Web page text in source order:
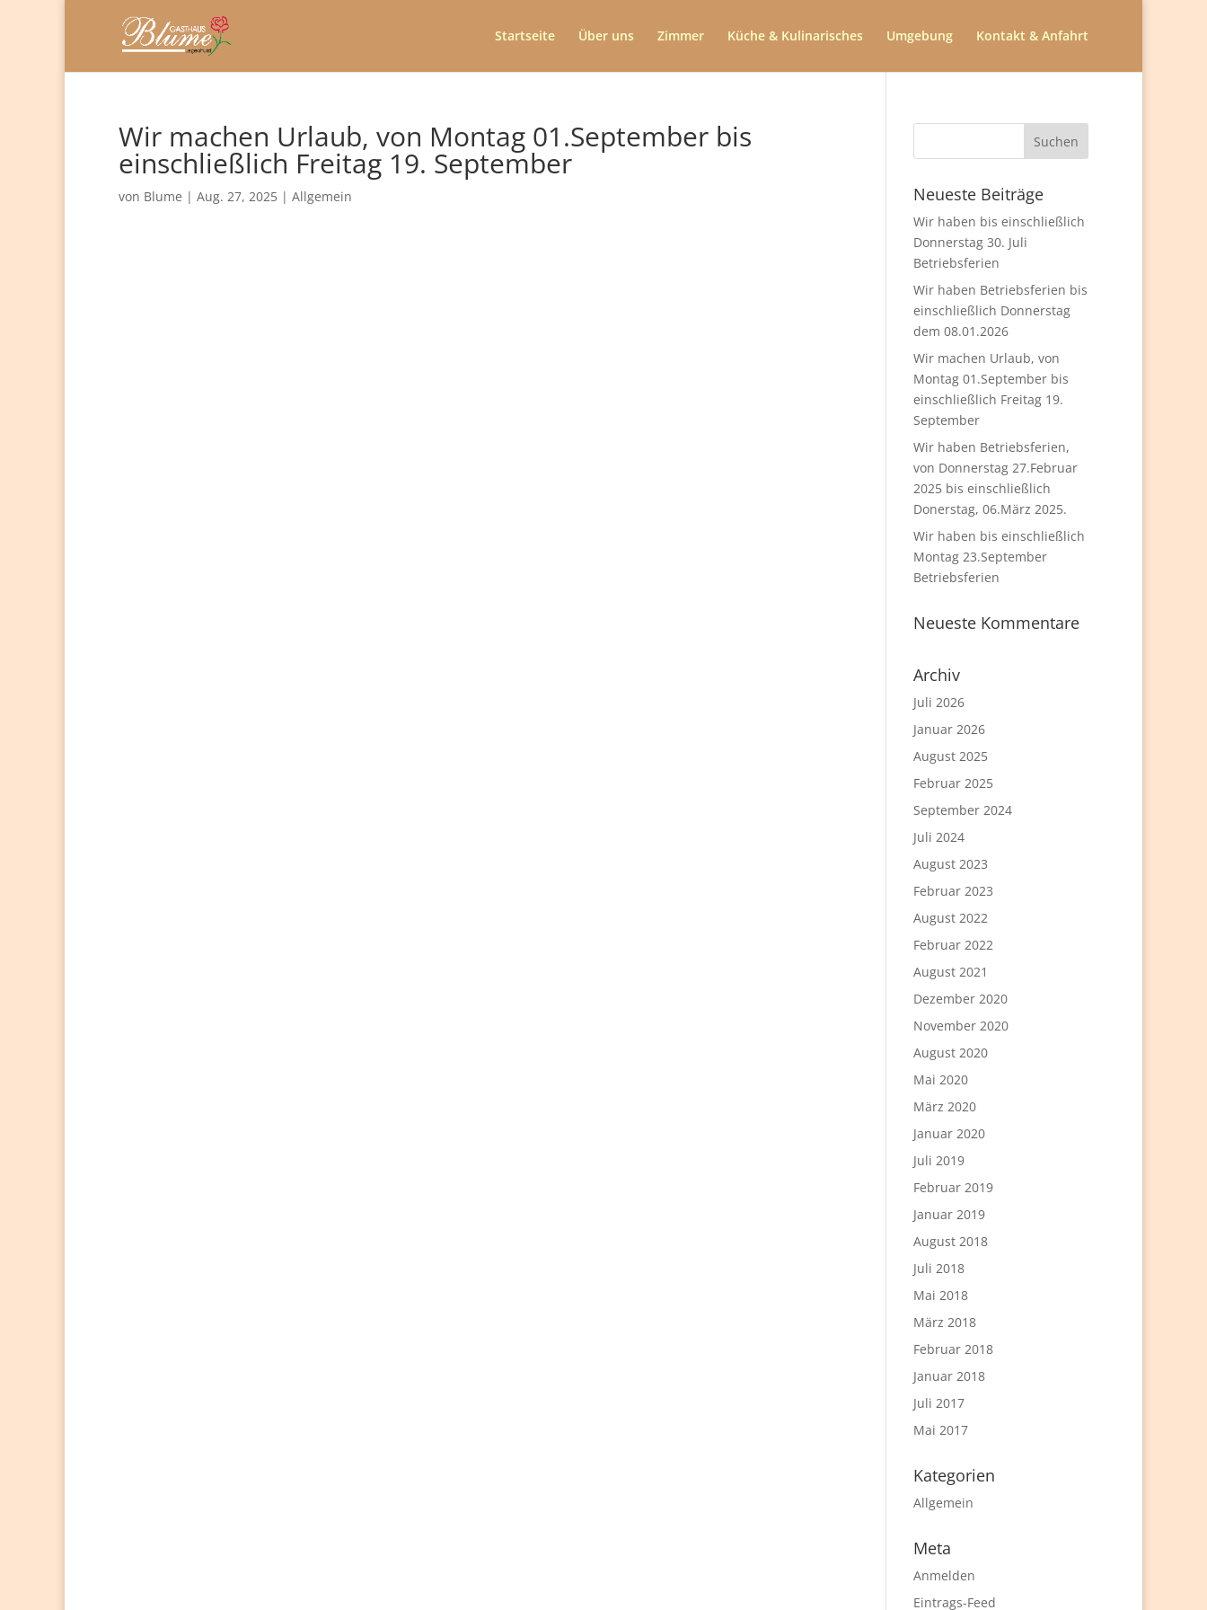
Startseite Über uns Zimmer Küche & Kulinarisches Umgebung Kontakt & Anfahrt
Wir machen Urlaub, von Montag 01.September bis
einschließlich Freitag 19. September
von Blume | Aug. 27, 2025 | Allgemein Neueste Beiträge
Wir haben bis einschließlich
Donnerstag 30. Juli
Betriebsferien
Wir haben Betriebsferien bis
einschließlich Donnerstag
dem 08.01.2026
Wir machen Urlaub, von
Montag 01.September bis
einschließlich Freitag 19.
September
Wir haben Betriebsferien,
von Donnerstag 27.Februar
2025 bis einschließlich
Donerstag, 06.März 2025.
Wir haben bis einschließlich
Montag 23.September
Betriebsferien
Neueste Kommentare
Archiv
Juli 2026
Januar 2026
August 2025
Februar 2025
September 2024
Juli 2024
August 2023
Februar 2023
August 2022
Februar 2022
August 2021
Dezember 2020
November 2020
August 2020
Mai 2020
März 2020
Januar 2020
Juli 2019
Februar 2019
Januar 2019
August 2018
Juli 2018
Mai 2018
März 2018
Februar 2018
Januar 2018
Juli 2017
Mai 2017
Kategorien
Allgemein
Meta
Anmelden
Eintrags-Feed